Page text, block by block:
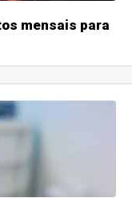
mensais para